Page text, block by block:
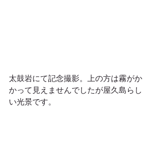
太鼓岩にて記念撮影。上の方は霧がか
かって見えませんでしたが屋久島らし
い光景です。